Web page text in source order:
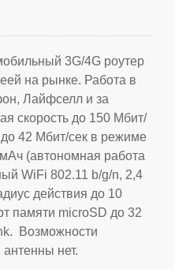
3G/4G роутер
на рынке. Работа в
Лайфселл и за
скорость до 150 Мбит/
42 Мбит/сек в режиме
(автономная работа
WiFi 802.11 b/g/n, 2,4
действия до 10
памяти microSD до 32
Возможности
нет.